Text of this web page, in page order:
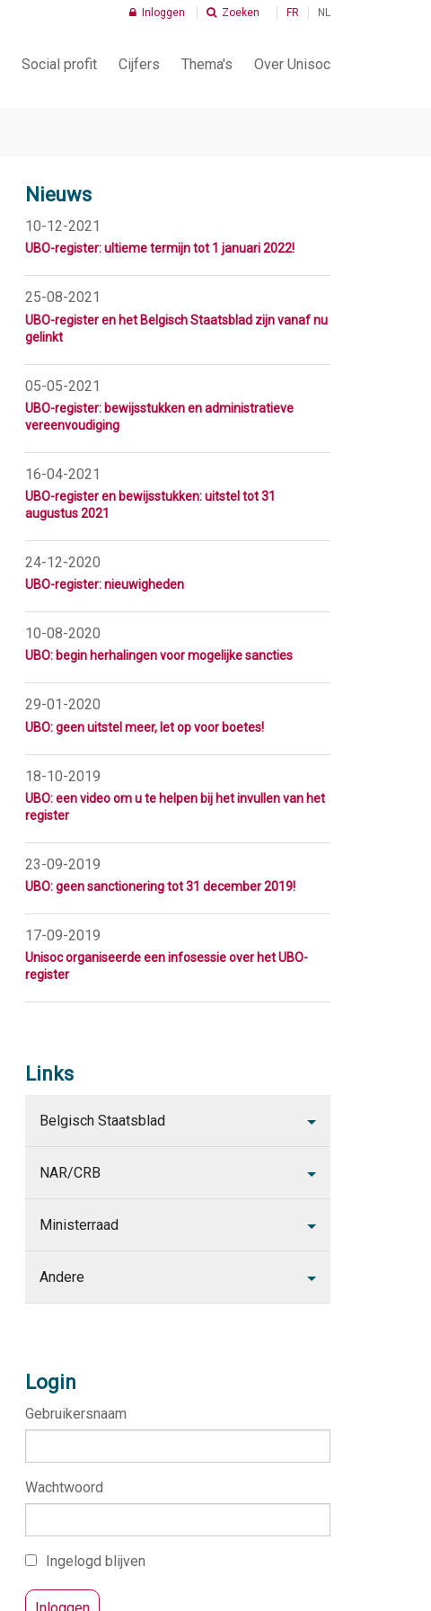
Inloggen Zoeken FR NL
Social profit Cijfers Thema's Over Unisoc
Nieuws
10-12-2021
UBO-register: ultieme termijn tot 1 januari 2022!
25-08-2021
UBO-register en het Belgisch Staatsblad zijn vanaf nu
gelinkt
05-05-2021
UBO-register: bewijsstukken en administratieve
vereenvoudiging
16-04-2021
UBO-register en bewijsstukken: uitstel tot 31
augustus 2021
24-12-2020
UBO-register: nieuwigheden
10-08-2020
UBO: begin herhalingen voor mogelijke sancties
29-01-2020
UBO: geen uitstel meer, let op voor boetes!
18-10-2019
UBO: een video om u te helpen bij het invullen van het
register
23-09-2019
UBO: geen sanctionering tot 31 december 2019!
17-09-2019
Unisoc organiseerde een infosessie over het UBO-
register
Links
Belgisch Staatsblad
NAR/CRB
Ministerraad
Andere
Login
Gebruikersnaam
Wachtwoord
Ingelogd blijven